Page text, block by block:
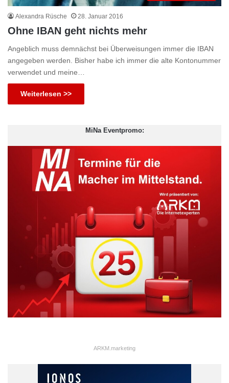
Alexandra Rüsche 28. Januar 2016
Ohne IBAN geht nichts mehr
Angeblich muss demnächst bei Überweisungen immer die IBAN
angegeben werden. Bisher habe ich immer die alte Kontonummer
verwendet und meine…
Weiterlesen >>
MiNa Eventpromo:
ARKM.marketing